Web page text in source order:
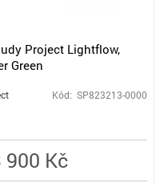
Project Lightflow,
Green
Kód: SP823213-0000
900 Kč